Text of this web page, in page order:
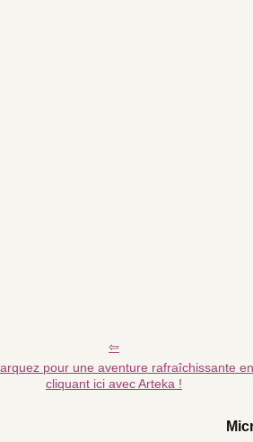
pour une aventure rafraîchissante en
cliquant ici avec Arteka !